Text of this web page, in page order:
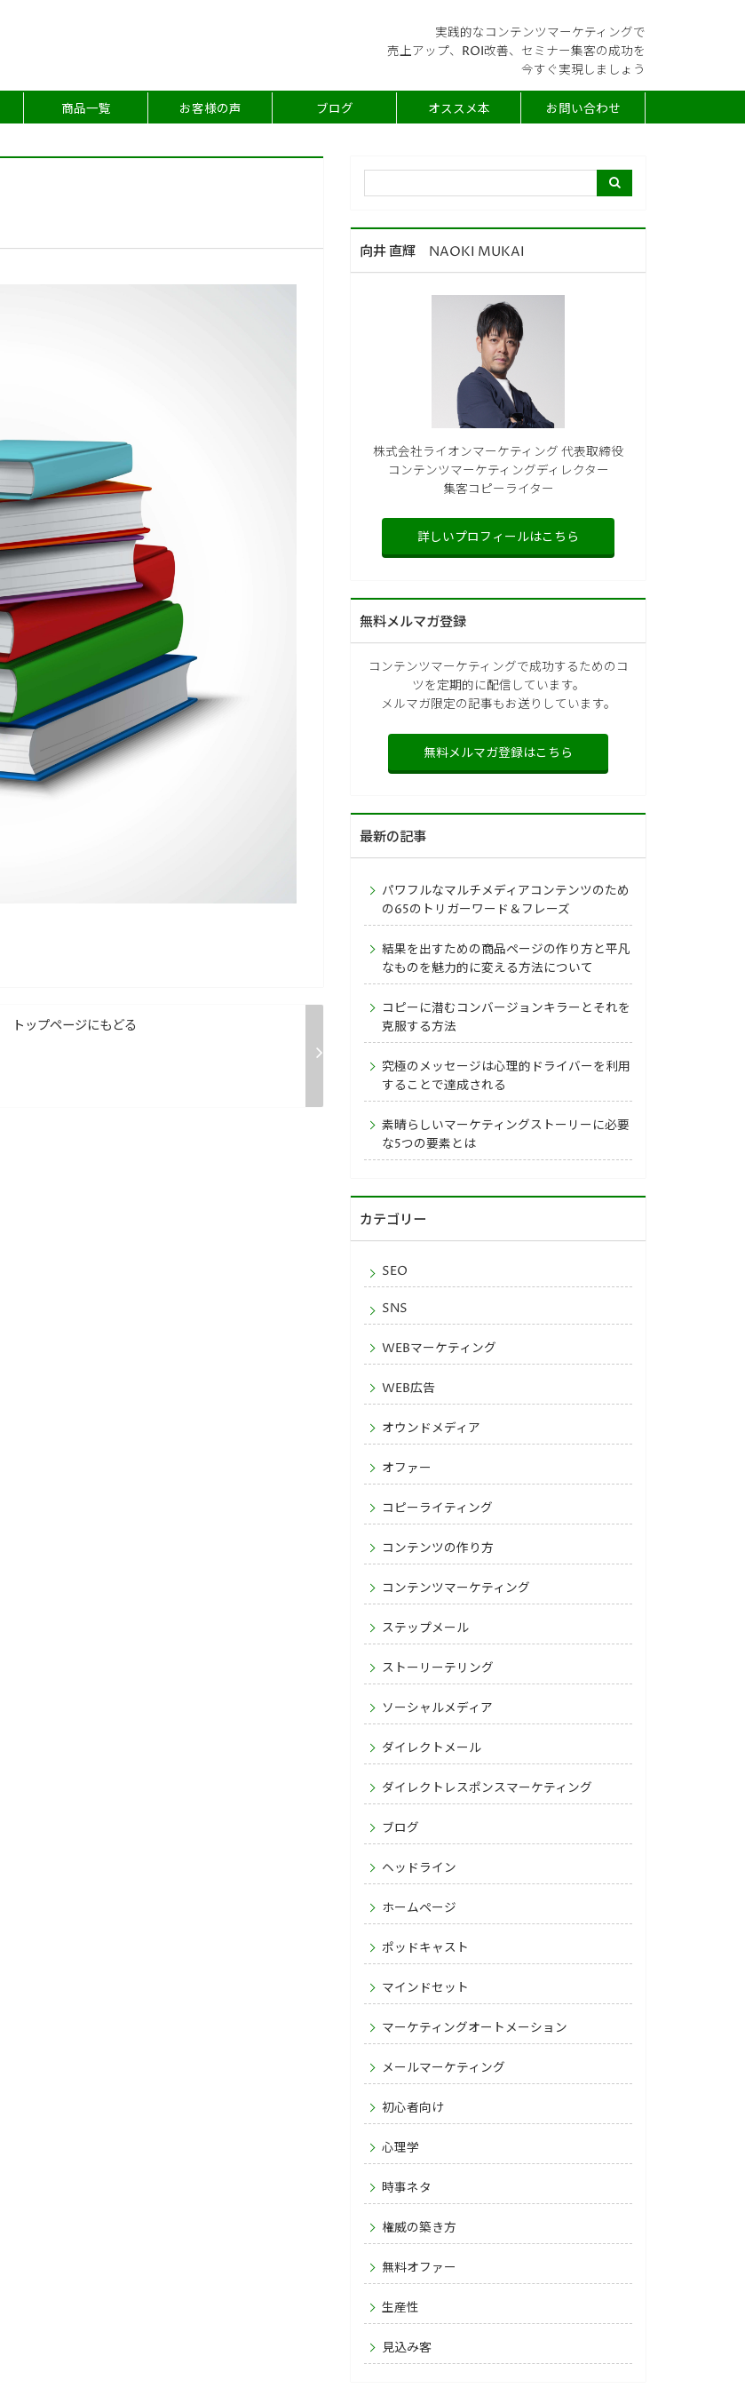
実践的なコンテンツマーケティングで
売上アップ、ROI改善、セミナー集客の成功を
今すぐ実現しましょう
商品一覧 お客様の声 ブログ オススメ本 お問い合わせ
トップページにもどる
向井 直輝 NAOKI MUKAI
株式会社ライオンマーケティング 代表取締役
コンテンツマーケティングディレクター
集客コピーライター
詳しいプロフィールはこちら
無料メルマガ登録
コンテンツマーケティングで成功するためのコ
ツを定期的に配信しています。
メルマガ限定の記事もお送りしています。
無料メルマガ登録はこちら
最新の記事
パワフルなマルチメディアコンテンツのため
の65のトリガーワード＆フレーズ
結果を出すための商品ページの作り方と平凡
なものを魅力的に変える方法について
コピーに潜むコンバージョンキラーとそれを
克服する方法
究極のメッセージは心理的ドライバーを利用
することで達成される
素晴らしいマーケティングストーリーに必要
な5つの要素とは
カテゴリー
SEO
SNS
WEBマーケティング
WEB広告
オウンドメディア
オファー
コピーライティング
コンテンツの作り方
コンテンツマーケティング
ステップメール
ストーリーテリング
ソーシャルメディア
ダイレクトメール
ダイレクトレスポンスマーケティング
ブログ
ヘッドライン
ホームページ
ポッドキャスト
マインドセット
マーケティングオートメーション
メールマーケティング
初心者向け
心理学
時事ネタ
権威の築き方
無料オファー
生産性
見込み客